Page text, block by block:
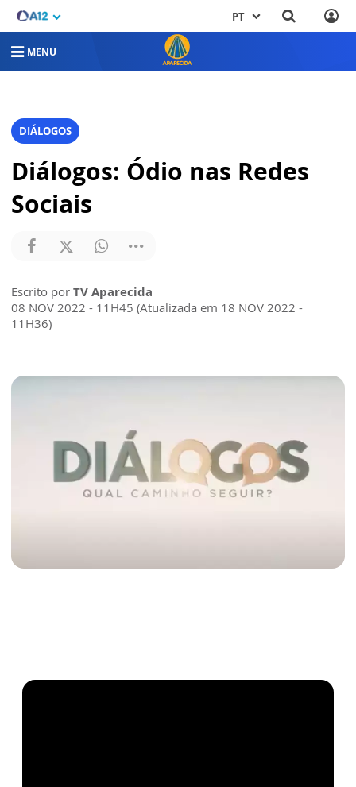
PT
MENU
DIÁLOGOS
Diálogos: Ódio nas Redes
Sociais
Escrito por TV Aparecida
08 NOV 2022 - 11H45 (Atualizada em 18 NOV 2022 -
11H36)